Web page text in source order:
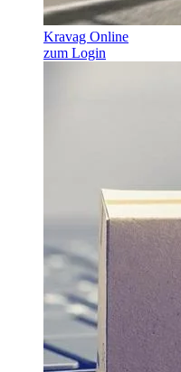
Kravag Online
zum Login